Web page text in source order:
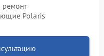
ремонт
Polaris